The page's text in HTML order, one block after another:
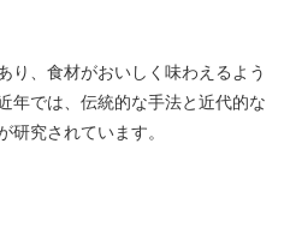
り、食材がおいしく味わえるよう
年では、伝統的な手法と近代的な
研究されています。